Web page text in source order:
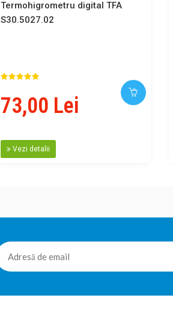
Termohigrometru digital TFA
S30.5027.02
73,00 Lei
Vezi detalii